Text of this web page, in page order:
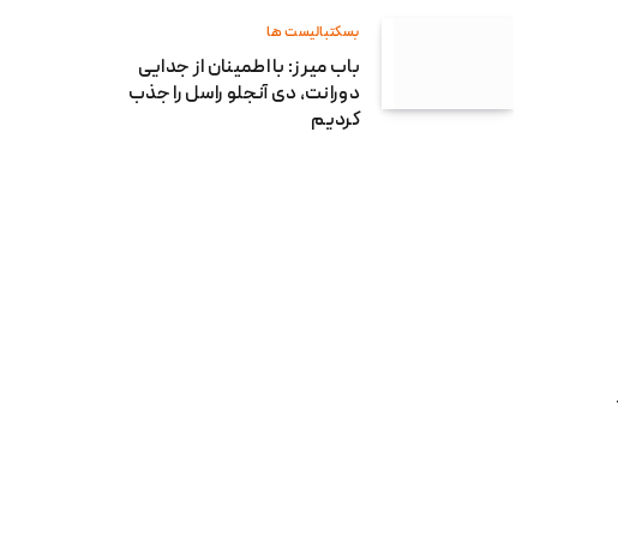
بسکتبالیست ها
باب میرز: با اطمینان از جدایی
دورانت، دی آنجلو راسل را جذب
کردیم